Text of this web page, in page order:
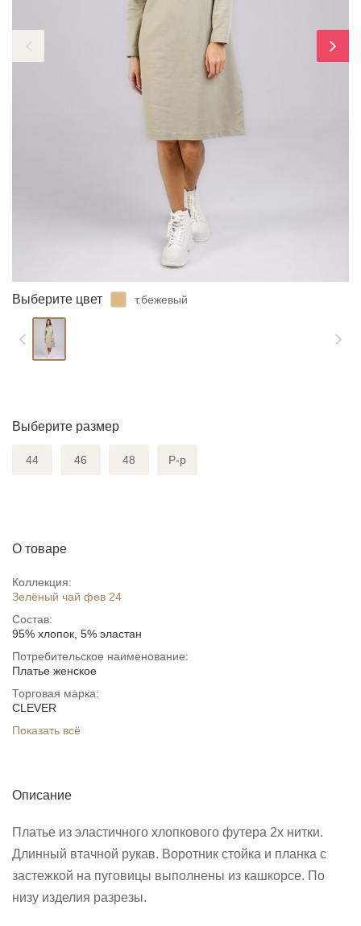
Выберите цвет т.бежевый
Выберите размер
44 46 48 Р-р
О товаре
Коллекция:
Зелёный чай фев 24
Состав:
95% хлопок, 5% эластан
Потребительское наименование:
Платье женское
Торговая марка:
CLEVER
Показать всё
Описание
Платье из эластичного хлопкового футера 2х нитки.
Длинный втачной рукав. Воротник стойка и планка с
застежкой на пуговицы выполнены из кашкорсе. По
низу изделия разрезы.